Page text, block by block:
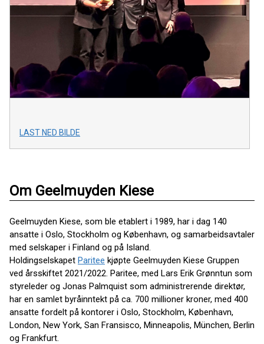
LAST NED BILDE
Om Geelmuyden Kiese
Geelmuyden Kiese, som ble etablert i 1989, har i dag 140
ansatte i Oslo, Stockholm og København, og samarbeidsavtaler
med selskaper i Finland og på Island.
Holdingselskapet Paritee kjøpte Geelmuyden Kiese Gruppen
ved årsskiftet 2021/2022. Paritee, med Lars Erik Grønntun som
styreleder og Jonas Palmquist som administrerende direktør,
har en samlet byråinntekt på ca. 700 millioner kroner, med 400
ansatte fordelt på kontorer i Oslo, Stockholm, København,
London, New York, San Fransisco, Minneapolis, München, Berlin
og Frankfurt.